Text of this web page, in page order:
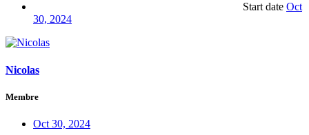
Start date Oct
30, 2024
Nicolas
Membre
Oct 30, 2024